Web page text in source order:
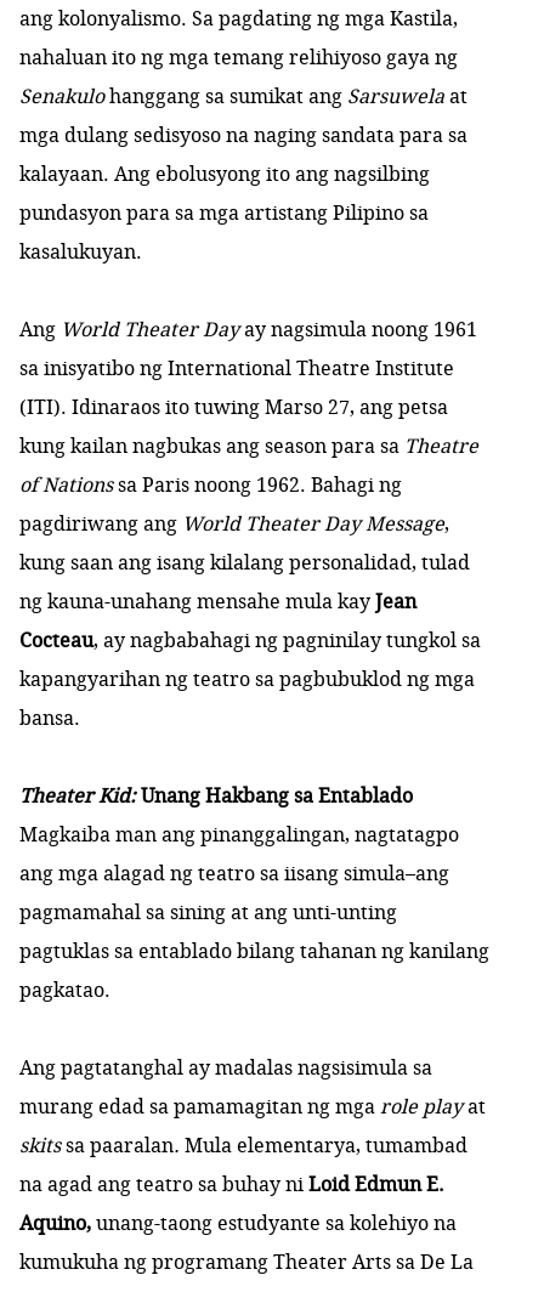
ang kolonyalismo. Sa pagdating ng mga Kastila,
nahaluan ito ng mga temang relihiyoso gaya ng
Senakulohanggang sa sumikat ang Sarsuwelaat
mga dulang sedisyoso na naging sandata para sa
kalayaan. Ang ebolusyong ito ang nagsilbing
pundasyon para sa mga artistang Pilipino sa
kasalukuyan.
Ang World Theater Dayay nagsimula noong 1961
sa inisyatibo ng International Theatre Institute
(ITI). Idinaraos ito tuwing Marso 27, ang petsa
kung kailan nagbukas ang season para sa Theatre
of Nationssa Paris noong 1962. Bahagi ng
pagdiriwang ang World Theater Day Message,
kung saan ang isang kilalang personalidad, tulad
ng kauna-unahang mensahe mula kayJean
Cocteau, ay nagbabahagi ng pagninilay tungkol sa
kapangyarihan ng teatro sa pagbubuklod ng mga
bansa.
Theater Kid:Unang Hakbang sa Entablado
Magkaiba man ang pinanggalingan, nagtatagpo
ang mga alagad ng teatro sa iisang simula–ang
pagmamahal sa sining at ang unti-unting
pagtuklas sa entablado bilang tahanan ng kanilang
pagkatao.
Ang pagtatanghal ay madalas nagsisimula sa
murang edad sa pamamagitan ng mgarole playat
skitssa paaralan. Mula elementarya, tumambad
na agad ang teatro sa buhay niLoid Edmun E.
Aquino,unang-taong estudyante sa kolehiyo na
kumukuha ng programang Theater Arts sa De La